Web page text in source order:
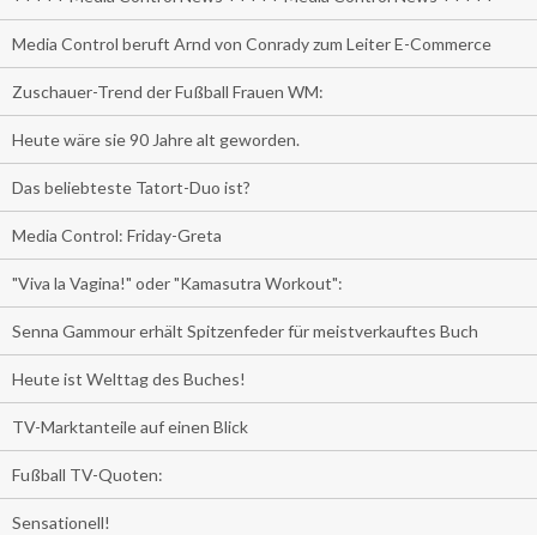
Media Control beruft Arnd von Conrady zum Leiter E-Commerce
Zuschauer-Trend der Fußball Frauen WM:
Heute wäre sie 90 Jahre alt geworden.
Das beliebteste Tatort-Duo ist?
Media Control: Friday-Greta
"Viva la Vagina!" oder "Kamasutra Workout":
Senna Gammour erhält Spitzenfeder für meistverkauftes Buch
Heute ist Welttag des Buches!
TV-Marktanteile auf einen Blick
Fußball TV-Quoten:
Sensationell!